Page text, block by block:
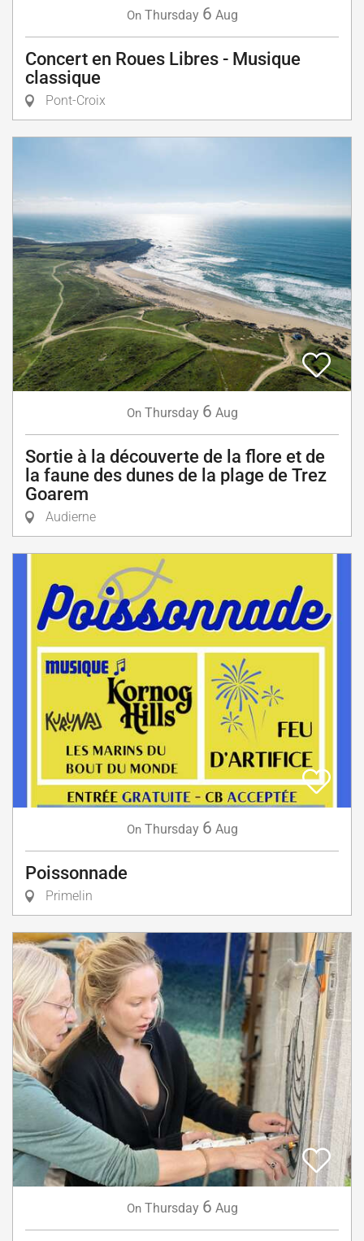
On Thursday 6 Aug
Concert en Roues Libres - Musique
classique
Pont-Croix
On Thursday 6 Aug
Sortie à la découverte de la flore et de
la faune des dunes de la plage de Trez
Goarem
Audierne
On Thursday 6 Aug
Poissonnade
Primelin
On Thursday 6 Aug